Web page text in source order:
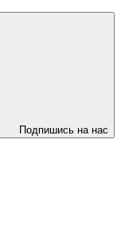
Подпишись на нас